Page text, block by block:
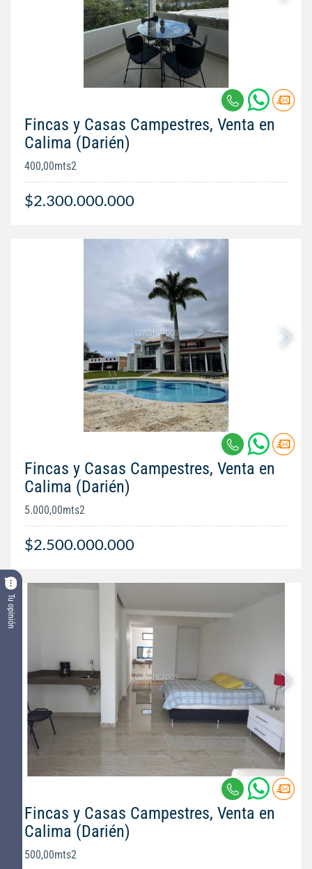
Tu opinión
Fincas y Casas Campestres, Venta en
Calima (Darién)
400,00mts2
$2.300.000.000
Fincas y Casas Campestres, Venta en
Calima (Darién)
5.000,00mts2
$2.500.000.000
Fincas y Casas Campestres, Venta en
Calima (Darién)
500,00mts2